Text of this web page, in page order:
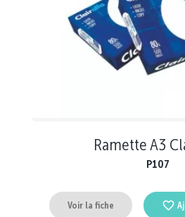
Ramette A3
P107
Voir la fiche